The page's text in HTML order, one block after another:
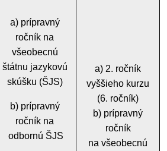
a) prípravný
ročník na
všeobecnú
štátnu jazykovú
skúšku (ŠJS)
b) prípravný
ročník na
odbornú ŠJS
a) 2. ročník
vyššieho kurzu
(6. ročník)
b) prípravný
ročník
na všeobecnú